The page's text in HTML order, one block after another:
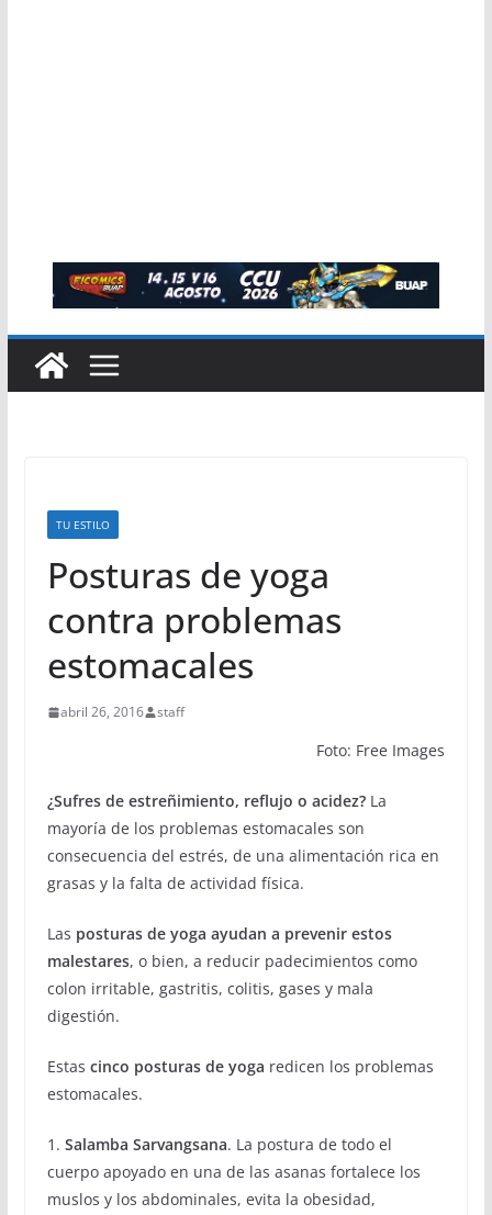
TU ESTILO
Posturas de yoga
contra problemas
estomacales
abril 26, 2016 staff
Foto: Free Images
¿Sufres de estreñimiento, reflujo o acidez?La
mayoría de los problemas estomacales son
consecuencia del estrés, de una alimentación rica en
grasas y la falta de actividad física.
Las posturas de yoga ayudan a prevenir estos
malestares, o bien, a reducir padecimientos como
colon irritable, gastritis, colitis, gases y mala
digestión.
Estas cinco posturas de yoga redicen los problemas
estomacales.
1. Salamba Sarvangsana. La postura de todo el
cuerpo apoyado en una de las asanas fortalece los
muslos y los abdominales, evita la obesidad,